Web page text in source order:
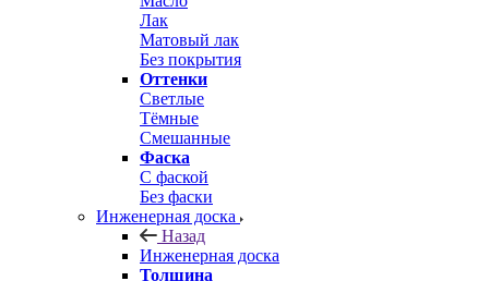
Лак
Матовый лак
Без покрытия
Оттенки
Светлые
Тёмные
Смешанные
Фаска
С фаской
Без фаски
Инженерная доска
Назад
Инженерная доска
Толщина